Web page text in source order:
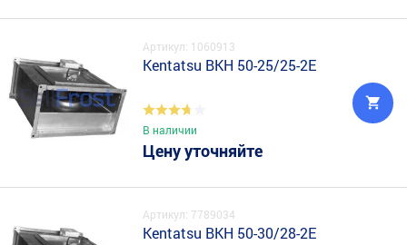
Артикул: 1060913
Kentatsu BKH 50-25/25-2E
В наличии
Цену уточняйте
Артикул: 7789034
Kentatsu BKH 50-30/28-2E